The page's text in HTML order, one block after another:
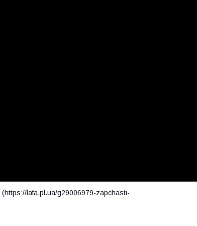
(https://lafa.pl.ua/g29006979-zapchasti-